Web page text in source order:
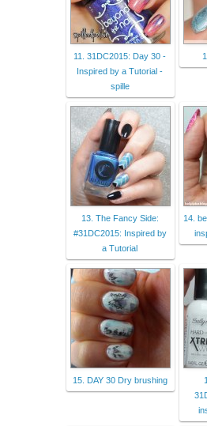
11. 31DC2015: Day 30 -
Inspired by a Tutorial -
spille
13. The Fancy Side:
#31DC2015: Inspired by
a Tutorial
14.
15. DAY 30 Dry brushing